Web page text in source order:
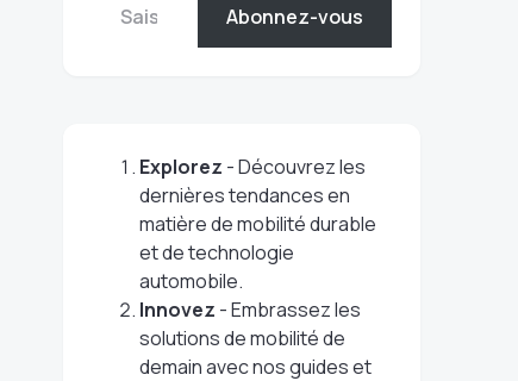
Abonnez-vous
Explorez - Découvrez les
dernières tendances en
matière de mobilité durable
et de technologie
automobile.
Innovez - Embrassez les
solutions de mobilité de
demain avec nos guides et